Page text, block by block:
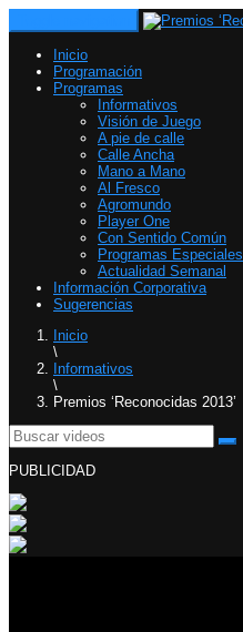
Inicio
Programación
Programas
Informativos
Visión de Juego
A pie de calle
Calle Ancha
Mano a Mano
Al Fresco
Agromundo
Player One
Con Sentido Común
Programas Especiales
Actualidad Semanal
Información Corporativa
Sugerencias
Inicio
\
Informativos
\
Premios ‘Reconocidas 2013’
PUBLICIDAD